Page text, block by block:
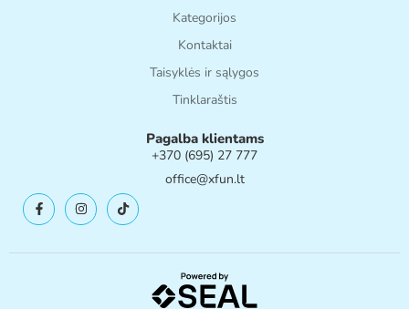
Kategorijos
Kontaktai
Taisyklės ir sąlygos
Tinklaraštis
Pagalba klientams
+370 (695) 27 777
office@xfun.lt